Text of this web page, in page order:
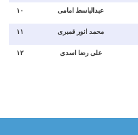
۱۰ عبدالباسط امامی
۱۱ محمد انور قمبری
۱۲ علی رضا اسدی